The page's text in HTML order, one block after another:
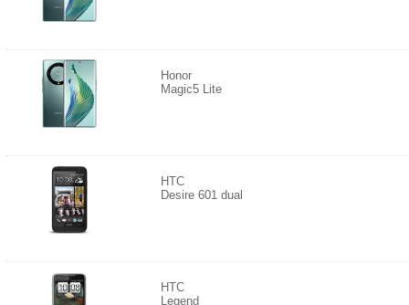
Honor
Magic5 Lite
HTC
Desire 601 dual
HTC
Legend